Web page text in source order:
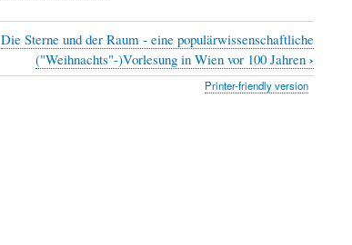
Die Sterne und der Raum - eine populärwissenschaftliche
("Weihnachts"-)Vorlesung in Wien vor 100 Jahren ›
Printer-friendly version